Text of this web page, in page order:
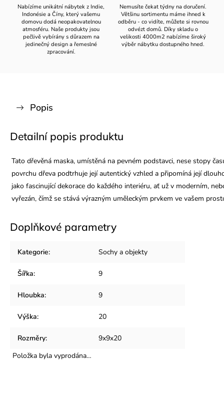
Nabízíme unikátní nábytek z Indie,
Indonésie a Číny, který vašemu
domovu dodá neopakovatelnou
atmosféru. Naše produkty jsou
pečlivě vybírány s důrazem na
jedinečný design a řemeslné
zpracování.
Nemusíte čekat týdny na doručení.
Většinu sortimentu máme ihned k
odběru - co vidíte, můžete si rovnou
odvézt domů. Díky skladu o
velikosti 4000m2 nabízíme široký
výběr nábytku dostupného hned.
Popis
Detailní popis produktu
Tato dřevěná maska, umístěná na pevném podstavci, nese stopy
povrchu dřeva podtrhuje její autentický vzhled a připomíná její
jako fascinující dekorace do každého interiéru, ať už v moderním,
vyřezán, čímž se stává výrazným uměleckým prvkem ve vašem
Doplňkové parametry
Kategorie: Sochy a objekty
Šířka: 9
Hloubka: 9
Výška: 20
Rozměry:
9x9x20
Položka byla vyprodána…